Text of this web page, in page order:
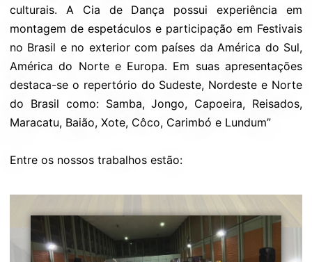
culturais. A Cia de Dança possui experiência em
montagem de espetáculos e participação em Festivais
no Brasil e no exterior com países da América do Sul,
América do Norte e Europa. Em suas apresentações
destaca-se o repertório do Sudeste, Nordeste e Norte
do Brasil como: Samba, Jongo, Capoeira, Reisados,
Maracatu, Baião, Xote, Côco, Carimbó e Lundum”
Entre os nossos trabalhos estão: